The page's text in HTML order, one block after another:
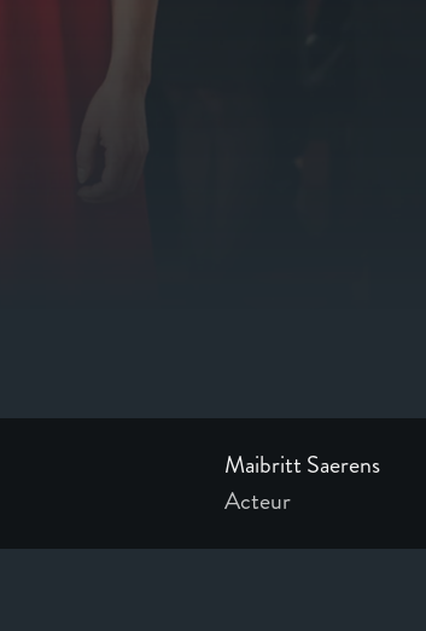
Maibritt Saerens
Acteur